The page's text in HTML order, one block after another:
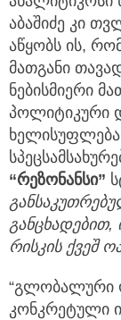
აბაშიძე კი
აწყობს ის,
მათგანი
ნებისმიერი
პოლიტიკური
“რეზონანსი”
განცხადებით,
რისკის ქვეშ
“გლობალური
კონკრეტული